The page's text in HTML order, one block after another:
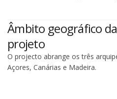
Âmbito geográfico
projeto
O projecto abrange os três
Açores, Canárias e Madeira.